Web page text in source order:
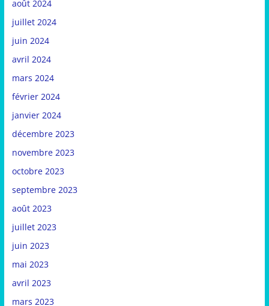
août 2024
juillet 2024
juin 2024
avril 2024
mars 2024
février 2024
janvier 2024
décembre 2023
novembre 2023
octobre 2023
septembre 2023
août 2023
juillet 2023
juin 2023
mai 2023
avril 2023
mars 2023